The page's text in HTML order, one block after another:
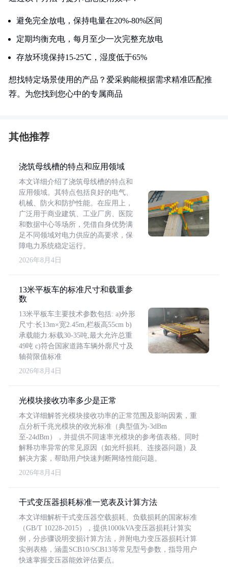
避免完全放电，保持电量在20%-80%区间
定期均衡充电，每月至少一次完整充放电
存放环境保持15-25℃，湿度低于65%
想找特定场景使用的产品？爱采购能根据需求精准匹配推
荐。为您找到您心中的专属商品
其他推荐
浇筑母线槽的特点和应用领域
本文详细介绍了浇筑母线槽的特点和
应用领域。其特点包括良好的电气、
机械、防火和防护性能。在应用上，
广泛用于商业建筑、工业厂房、医院
和数据中心等场所，凭借自身优势满
足不同领域对电力供应的高要求，保
障电力系统稳定运行。
2026年8月4日
13米平板车的标准尺寸和载重参
数
13米平板车主要技术参数包括: a)外形
尺寸:长13m×宽2.45m,栏板高55cm b)
承载能力:标载30-35吨,最大允许总重
49吨 c)符合国家道路车辆外廓尺寸及
轴荷限值标准
2026年8月4日
光模块接收功率多少是正常
本文详细解答光模块接收功率的正常范围及影响因素，重
点分析千兆光模块的收光标准（典型值为-3dBm
至-24dBm），并提供不同速率光模块的参考值表格。同时
解释功率异常的常见原因（如光纤损耗、连接器问题）及
解决方案，帮助用户快速判断网络性能问题。
2026年8月4日
干式变压器损耗标准一览表及计算方法
本文详细解析干式变压器空载损耗、负载损耗的国家标准
（GB/T 10228-2015），提供1000kVA变压器损耗计算实
例，分步骤说明变损计算方法，并附电力变压器损耗计算
实例表格，涵盖SCB10/SCB13等常见型号参数，指导用户
快速掌握变压器能效评估要点。